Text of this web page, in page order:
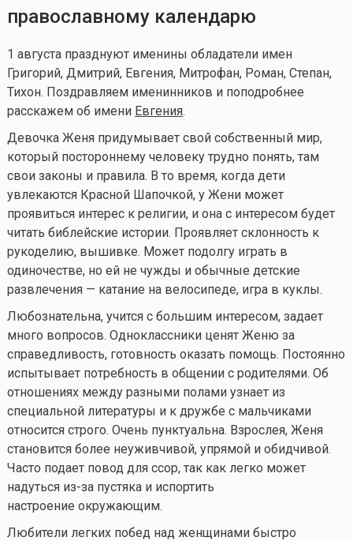
православному календарю
1 августа празднуют именины обладатели имен
Григорий, Дмитрий, Евгения, Митрофан, Роман, Степан,
Тихон. Поздравляем именинников и поподробнее
расскажем об имени Евгения.
Девочка Женя придумывает свой собственный мир,
который постороннему человеку трудно понять, там
свои законы и правила. В то время, когда дети
увлекаются Красной Шапочкой, у Жени может
проявиться интерес к религии, и она с интересом будет
читать библейские истории. Проявляет склонность к
рукоделию, вышивке. Может подолгу играть в
одиночестве, но ей не чужды и обычные детские
развлечения — катание на велосипеде, игра в куклы.
Любознательна, учится с большим интересом, задает
много вопросов. Одноклассники ценят Женю за
справедливость, готовность оказать помощь. Постоянно
испытывает потребность в общении с родителями. Об
отношениях между разными полами узнает из
специальной литературы и к дружбе с мальчиками
относится строго. Очень пунктуальна. Взрослея, Женя
становится более неуживчивой, упрямой и обидчивой.
Часто подает повод для ссор, так как легко может
надуться из-за пустяка и испортить
настроение окружающим.
Любители легких побед над женщинами быстро